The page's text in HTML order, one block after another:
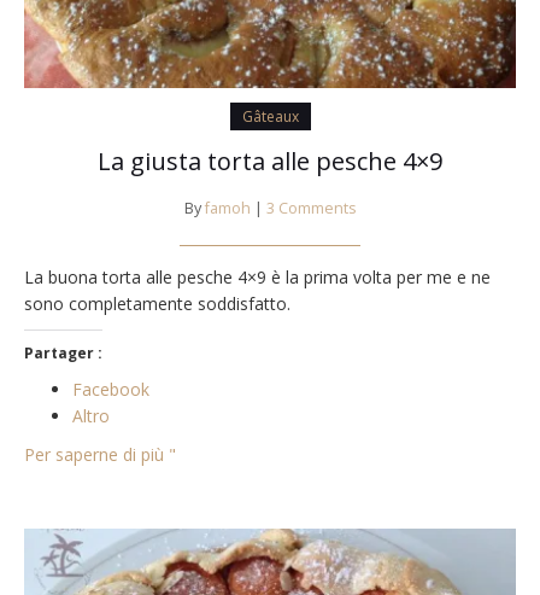
Gâteaux
La giusta torta alle pesche 4×9
Byfamoh | 3 Comments
La buona torta alle pesche 4×9 è la prima volta per me e ne
sono completamente soddisfatto.
Partager :
Facebook
Altro
Per saperne di più "